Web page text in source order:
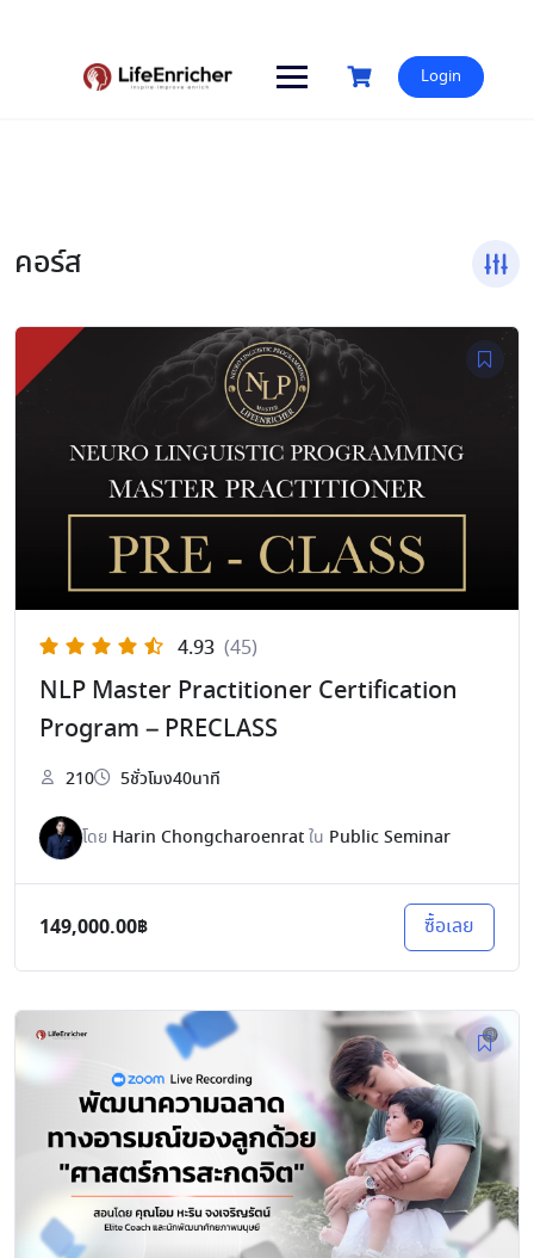
Login
คอร์ส
4.93 (45)
NLP Master Practitioner Certification
Program – PRECLASS
210 5ชั่วโมง40นาที
โดย Harin Chongcharoenrat ใน Public Seminar
149,000.00฿ ซื้อเลย